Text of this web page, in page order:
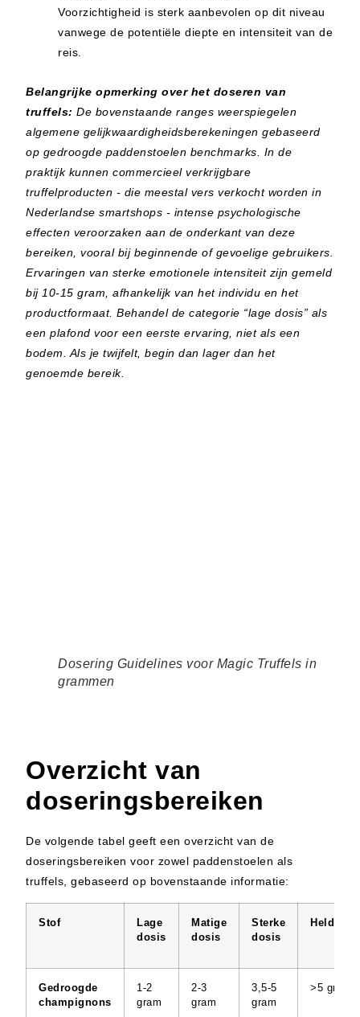
Voorzichtigheid is sterk aanbevolen op dit niveau
vanwege de potentiële diepte en intensiteit van de
reis.
Belangrijke opmerking over het doseren van
truffels: De bovenstaande ranges weerspiegelen
algemene gelijkwaardigheidsberekeningen gebaseerd
op gedroogde paddenstoelen benchmarks. In de
praktijk kunnen commercieel verkrijgbare
truffelproducten - die meestal vers verkocht worden in
Nederlandse smartshops - intense psychologische
effecten veroorzaken aan de onderkant van deze
bereiken, vooral bij beginnende of gevoelige gebruikers.
Ervaringen van sterke emotionele intensiteit zijn gemeld
bij 10-15 gram, afhankelijk van het individu en het
productformaat. Behandel de categorie “lage dosis” als
een plafond voor een eerste ervaring, niet als een
bodem. Als je twijfelt, begin dan lager dan het
genoemde bereik.
Dosering Guidelines voor Magic Truffels in
grammen
Overzicht van
doseringsbereiken
De volgende tabel geeft een overzicht van de
doseringsbereiken voor zowel paddenstoelen als
truffels, gebaseerd op bovenstaande informatie:
Stof
Lage
dosis
Matige
dosis
Sterke
dosis
Gedroogde
champignons
1-2
gram
2-3
gram
3,5-5
gram
>5 gram